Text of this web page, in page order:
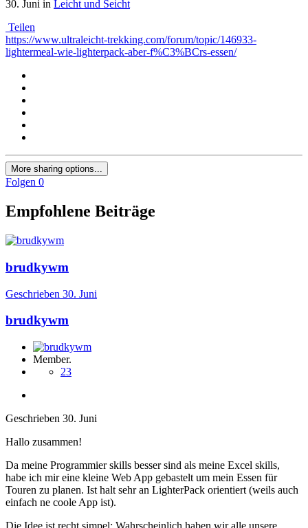
30. Juni in Leicht und Seicht
Teilen
https://www.ultraleicht-trekking.com/forum/topic/146933-
lightermeal-wie-lighterpack-aber-f%C3%BCrs-essen/
More sharing options...
Folgen 0
Empfohlene Beiträge
brudkywm
Geschrieben 30. Juni
brudkywm
Member.
23
Geschrieben 30. Juni
Hallo zusammen!
Da meine Programmier skills besser sind als meine Excel skills,
habe ich mir eine kleine Web App gebastelt um mein Essen für
Touren zu planen. Ist halt sehr an LighterPack orientiert (weils auch
einfach ne coole App ist).
Die Idee ist recht simpel; Wahrscheinlich haben wir alle unsere